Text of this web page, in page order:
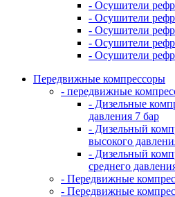
- Осушители
- Осушители
- Осушители
- Осушители
- Осушители
Передвижные компрессоры
- передвижные
- Дизельные
давления 7 бар
- Дизельный
высокого
- Дизельный
среднего
- Передвижные
- Передвижные